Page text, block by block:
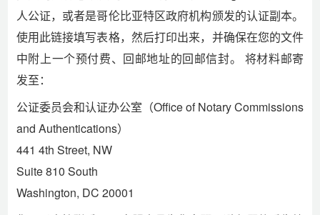
人公证，或者是哥伦比亚特区政府机构颁发的认证副本。
使用此链接填写表格，然后打印出来，并确保在您的文件
中附上一个预付费、回邮地址的回邮信封。 将材料邮寄
发至：
公证委员会和认证办公室（Office of Notary Commissions
and Authentications）
441 4th Street, NW
Suite 810 South
Washington, DC 20001